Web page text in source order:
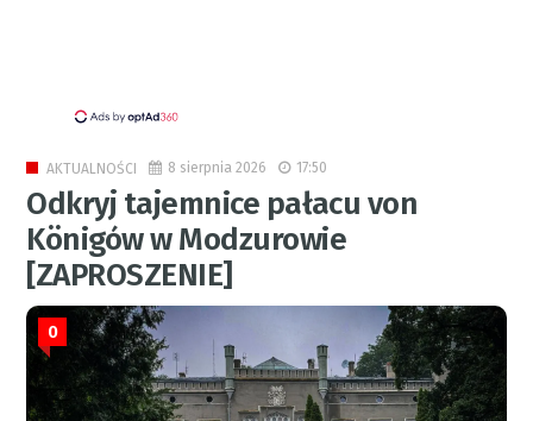
AKTUALNOŚCI 8 sierpnia 2026 17:50
Odkryj tajemnice pałacu von
Königów w Modzurowie
[ZAPROSZENIE]
0